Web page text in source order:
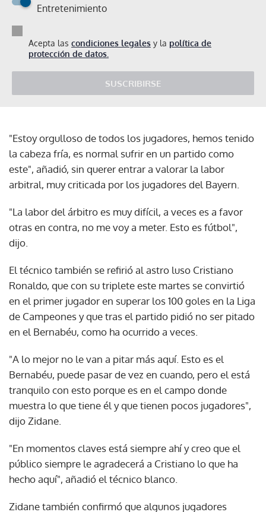
Entretenimiento
Acepta las condiciones legales y la política de
protección de datos.
SUSCRIBIRSE
"Estoy orgulloso de todos los jugadores, hemos tenido
la cabeza fría, es normal sufrir en un partido como
este", añadió, sin querer entrar a valorar la labor
arbitral, muy criticada por los jugadores del Bayern.
"La labor del árbitro es muy difícil, a veces es a favor
otras en contra, no me voy a meter. Esto es fútbol",
dijo.
El técnico también se refirió al astro luso Cristiano
Ronaldo, que con su triplete este martes se convirtió
en el primer jugador en superar los 100 goles en la Liga
de Campeones y que tras el partido pidió no ser pitado
en el Bernabéu, como ha ocurrido a veces.
"A lo mejor no le van a pitar más aquí. Esto es el
Bernabéu, puede pasar de vez en cuando, pero el está
tranquilo con esto porque es en el campo donde
muestra lo que tiene él y que tienen pocos jugadores",
dijo Zidane.
"En momentos claves está siempre ahí y creo que el
público siempre le agradecerá a Cristiano lo que ha
hecho aquí", añadió el técnico blanco.
Zidane también confirmó que algunos jugadores